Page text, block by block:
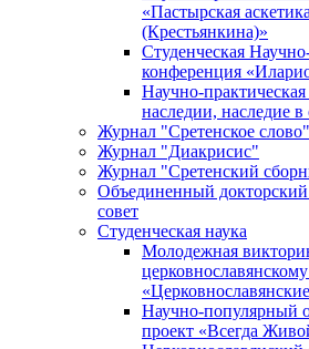
«Пастырская
(Крестьянкина)»
Студенческая
конференция
Научно-
наследии, наследие в
Журнал "Сретенское слово"
Журнал "Диакрисис"
Журнал "Сретенский
Объединенный
совет
Студенческая наука
Молодежная
Научно-популярный
проект «Всегда